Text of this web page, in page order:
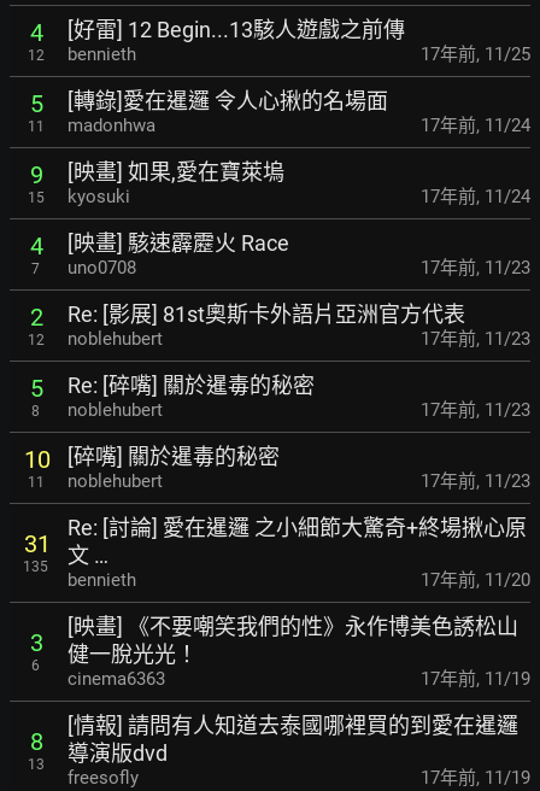
4
12
[好雷] 12 Begin...13駭人遊戲之前傳
bennieth 17年前, 11/25
5
11
[轉錄]愛在暹邏 令人心揪的名場面
madonhwa 17年前, 11/24
9
15
[映畫] 如果,愛在寶萊塢
kyosuki 17年前, 11/24
4
7
[映畫] 駭速霹靂火 Race
uno0708 17年前, 11/23
2
12
Re: [影展] 81st奧斯卡外語片亞洲官方代表
noblehubert 17年前, 11/23
5
8
Re: [碎嘴] 關於暹毒的秘密
noblehubert 17年前, 11/23
10
11
[碎嘴] 關於暹毒的秘密
noblehubert 17年前, 11/23
31
135
Re: [討論] 愛在暹邏 之小細節大驚奇+終場揪心原
文 …
bennieth 17年前, 11/20
3
6
[映畫] 《不要嘲笑我們的性》永作博美色誘松山
健一脫光光！
cinema6363 17年前, 11/19
8
13
[情報] 請問有人知道去泰國哪裡買的到愛在暹邏
導演版dvd
freesofly 17年前, 11/19